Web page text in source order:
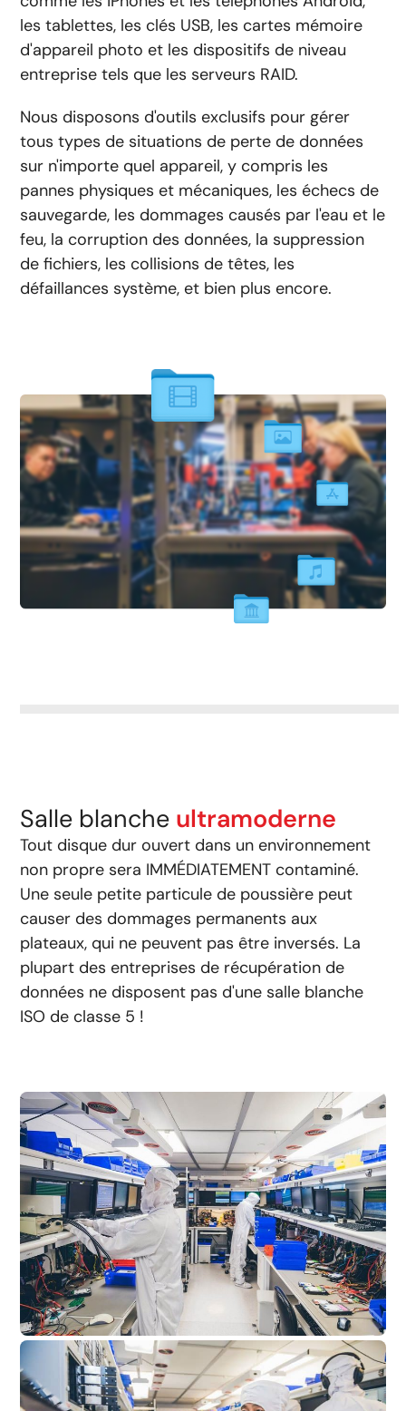
les tablettes, les clés USB, les cartes mémoire
d'appareil photo et les dispositifs de niveau
entreprise tels que les serveurs RAID.
Nous disposons d'outils exclusifs pour gérer
tous types de situations de perte de données
sur n'importe quel appareil, y compris les
pannes physiques et mécaniques, les échecs de
sauvegarde, les dommages causés par l'eau et le
feu, la corruption des données, la suppression
de fichiers, les collisions de têtes, les
défaillances système, et bien plus encore.
Salle blanche ultramoderne
Tout disque dur ouvert dans un environnement
non propre sera IMMÉDIATEMENT contaminé.
Une seule petite particule de poussière peut
causer des dommages permanents aux
plateaux, qui ne peuvent pas être inversés. La
plupart des entreprises de récupération de
données ne disposent pas d'une salle blanche
ISO de classe 5 !